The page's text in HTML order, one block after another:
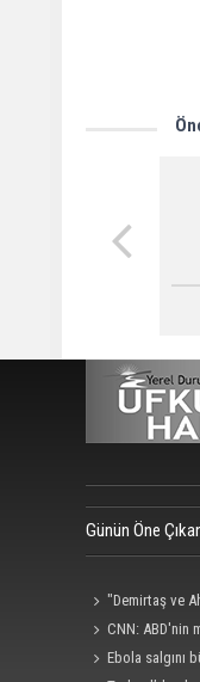
Günün Öne
"Demirtaş ve
CNN: ABD'nin
cesaretlendirebilir
Ebola salgını